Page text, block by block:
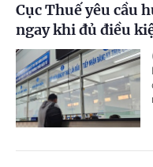
Cục Thuế yêu cầu
ngay khi đủ điều